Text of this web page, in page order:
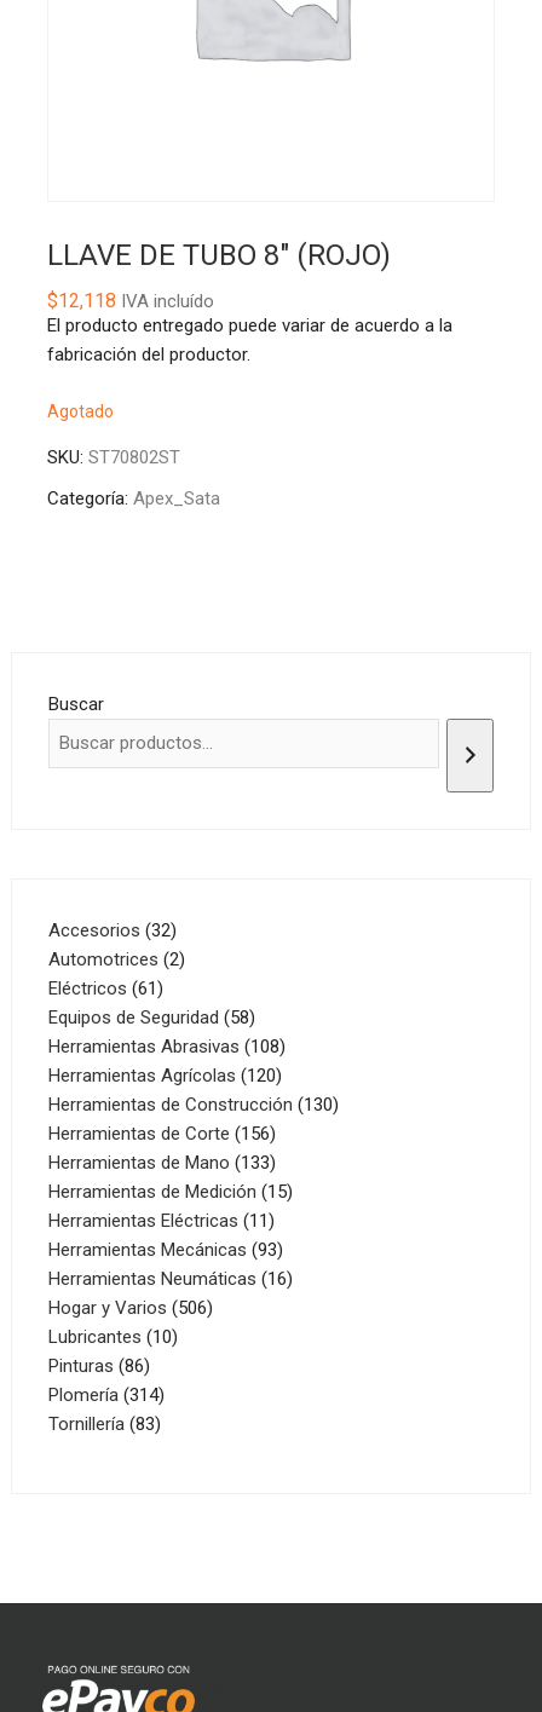
LLAVE DE TUBO 8″ (ROJO)
$12,118 IVA incluído
El producto entregado puede variar de acuerdo a la
fabricación del productor.
Agotado
SKU: ST70802ST
Categoría: Apex_Sata
Buscar
Accesorios 3232
productos
Automotrices 22
Eléctricos 6161
productos
Equipos de Seguridad 5858
productos
Herramientas Abrasivas 108108
productos
Herramientas Agrícolas 120120
productos
Herramientas de Construcción 130130
Herramientas de Corte 156156
productos
Herramientas de Mano 133133
productos
Herramientas de Medición 1515
Herramientas Eléctricas 1111
productos
Herramientas Mecánicas 9393
productos
Herramientas Neumáticas 1616
Hogar y Varios 506506
Lubricantes 1010
Pinturas 8686
productos
Plomería 314314
productos
Tornillería 8383